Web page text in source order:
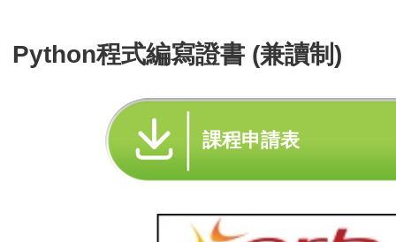
Python程式編寫證書 (兼讀制)
課程申請表